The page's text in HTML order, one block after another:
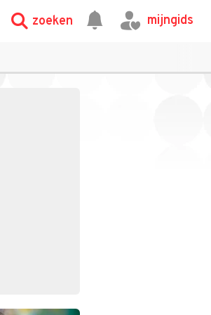
zoeken mijngids